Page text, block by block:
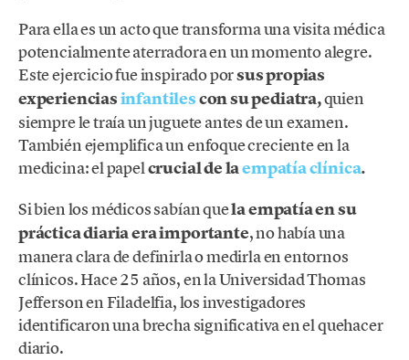
Para ella es un acto que transforma una visita médica
potencialmente aterradora en un momento alegre.
Este ejercicio fue inspirado porsus propias
experienciasinfantilescon su pediatra,quien
siempre le traía un juguete antes de un examen.
También ejemplifica un enfoque creciente en la
medicina: el papelcrucial de laempatía clínica.
Si bien los médicos sabían quela empatía en su
práctica diaria era importante, no había una
manera clara de definirla o medirla en entornos
clínicos. Hace 25 años, en la Universidad Thomas
Jefferson en Filadelfia, los investigadores
identificaron una brecha significativa en el quehacer
diario.